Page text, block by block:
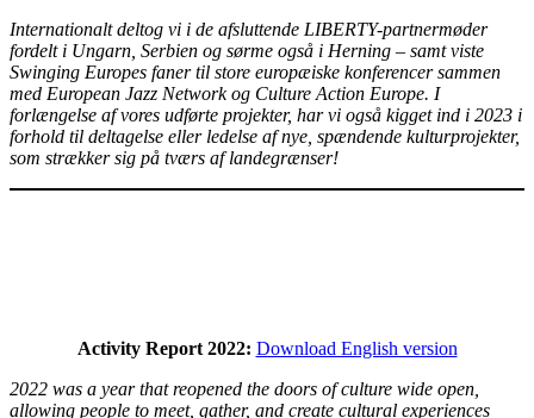
Internationalt deltog vi i de afsluttende LIBERTY-partnermøder
fordelt i Ungarn, Serbien og sørme også i Herning – samt viste
Swinging Europes faner til store europæiske konferencer sammen
med European Jazz Network og Culture Action Europe. I
forlængelse af vores udførte projekter, har vi også kigget ind i 2023 i
forhold til deltagelse eller ledelse af nye, spændende kulturprojekter,
som strækker sig på tværs af landegrænser!
Activity Report 2022: Download English version
2022 was a year that reopened the doors of culture wide open,
allowing people to meet, gather, and create cultural experiences